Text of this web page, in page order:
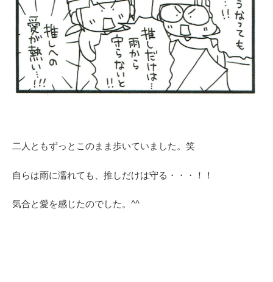
二人ともずっとこのまま歩いていました。笑
自らは雨に濡れても、推しだけは守る・・・！！
気合と愛を感じたのでした。^^